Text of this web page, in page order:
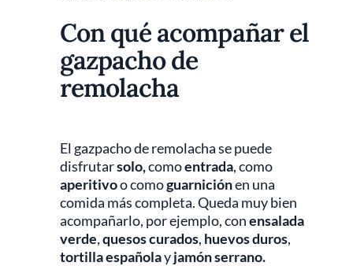
Con qué acompañar el
gazpacho de
remolacha
El gazpacho de remolacha se puede
disfrutarsolo,comoentrada, como
aperitivoo comoguarniciónen una
comida más completa. Queda muy bien
acompañarlo, por ejemplo, conensalada
verde,quesos curados, huevos duros,
tortilla españolayjamón serrano.